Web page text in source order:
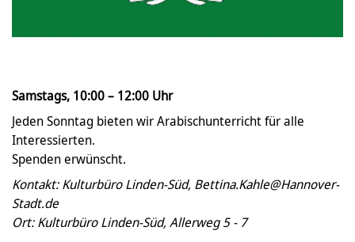
Samstags, 10:00 – 12:00 Uhr
Jeden Sonntag bieten wir Arabischunterricht für alle
Interessierten.
Spenden erwünscht.
Kontakt: Kulturbüro Linden-Süd, Bettina.Kahle@Hannover-
Stadt.de
Ort: Kulturbüro Linden-Süd, Allerweg 5 - 7